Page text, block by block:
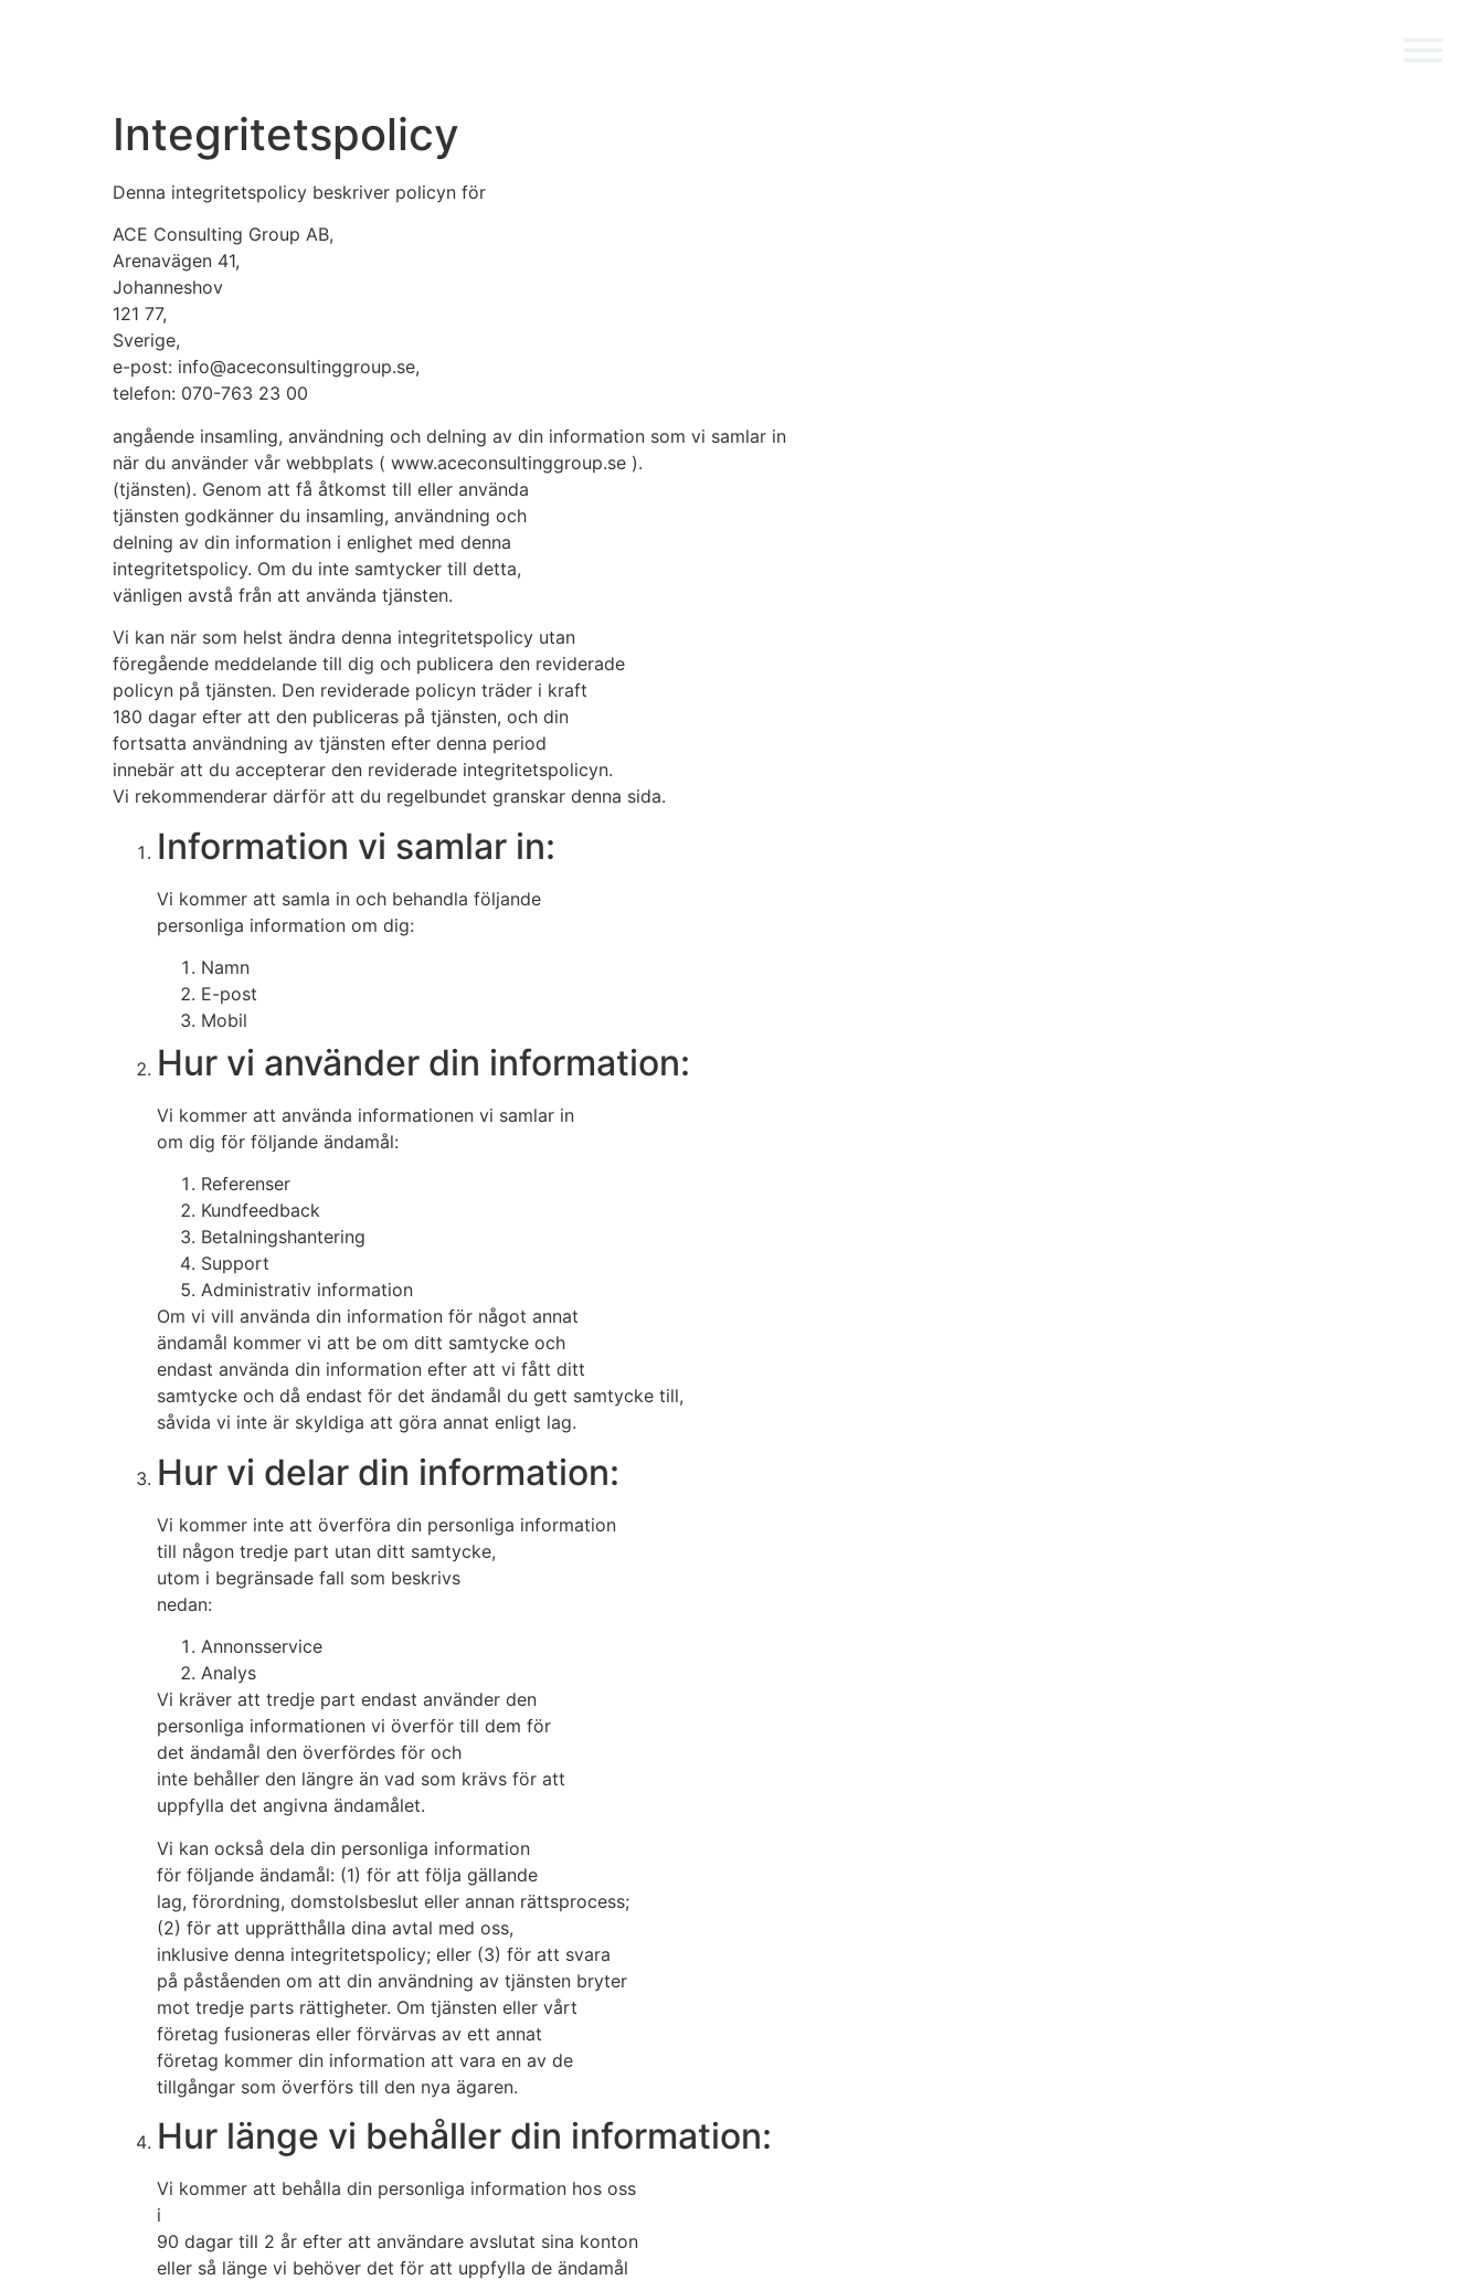
Integritetspolicy
Denna integritetspolicy beskriver policyn för
ACE Consulting Group AB,
Arenavägen 41,
Johanneshov
121 77,
Sverige,
e-post: info@aceconsultinggroup.se,
telefon: 070-763 23 00
angående insamling, användning och delning av din information som vi samlar in
när du använder vår webbplats ( www.aceconsultinggroup.se ).
(tjänsten). Genom att få åtkomst till eller använda
tjänsten godkänner du insamling, användning och
delning av din information i enlighet med denna
integritetspolicy. Om du inte samtycker till detta,
vänligen avstå från att använda tjänsten.
Vi kan när som helst ändra denna integritetspolicy utan
föregående meddelande till dig och publicera den reviderade
policyn på tjänsten. Den reviderade policyn träder i kraft
180 dagar efter att den publiceras på tjänsten, och din
fortsatta användning av tjänsten efter denna period
innebär att du accepterar den reviderade integritetspolicyn.
Vi rekommenderar därför att du regelbundet granskar denna sida.
Information vi samlar in:
Vi kommer att samla in och behandla följande
personliga information om dig:
Namn
E-post
Mobil
Hur vi använder din information:
Vi kommer att använda informationen vi samlar in
om dig för följande ändamål:
Referenser
Kundfeedback
Betalningshantering
Support
Administrativ information
Om vi vill använda din information för något annat
ändamål kommer vi att be om ditt samtycke och
endast använda din information efter att vi fått ditt
samtycke och då endast för det ändamål du gett samtycke till,
såvida vi inte är skyldiga att göra annat enligt lag.
Hur vi delar din information:
Vi kommer inte att överföra din personliga information
till någon tredje part utan ditt samtycke,
utom i begränsade fall som beskrivs
nedan:
Annonsservice
Analys
Vi kräver att tredje part endast använder den
personliga informationen vi överför till dem för
det ändamål den överfördes för och
inte behåller den längre än vad som krävs för att
uppfylla det angivna ändamålet.
Vi kan också dela din personliga information
för följande ändamål: (1) för att följa gällande
lag, förordning, domstolsbeslut eller annan rättsprocess;
(2) för att upprätthålla dina avtal med oss,
inklusive denna integritetspolicy; eller (3) för att svara
på påståenden om att din användning av tjänsten bryter
mot tredje parts rättigheter. Om tjänsten eller vårt
företag fusioneras eller förvärvas av ett annat
företag kommer din information att vara en av de
tillgångar som överförs till den nya ägaren.
Hur länge vi behåller din information:
Vi kommer att behålla din personliga information hos oss
i
90 dagar till 2 år efter att användare avslutat sina konton
eller så länge vi behöver det för att uppfylla de ändamål